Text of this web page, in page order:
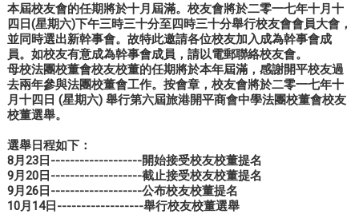
本屆校友會的任期將於十月屆滿。校友會將於二零一七年十月十
四日(星期六)下午三時三十分至四時三十分舉行校友會會員大會，
並同時選出新幹事會。故特此邀請各位校友加入成為幹事會成
員。如校友有意成為幹事會成員，請以電郵聯絡校友會。
母校法團校董會校友校董的任期將於本年屆滿，感謝開平校友過
去兩年參與法團校董會工作。按會章，校友會將於二零一七年十
月十四日 (星期六) 舉行第六屆旅港開平商會中學法團校董會校友
校董選舉。
選舉日程如下：
8月23日-------------------開始接受校友校董提名
9月20日-------------------截止接受校友校董提名
9月26日-------------------公布校友校董提名
10月14日------------------舉行校友校董選舉